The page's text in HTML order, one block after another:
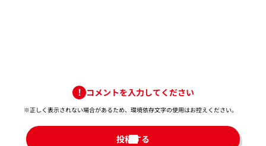
コメントを入力してください
※正しく表示されない場合があるため、環境依存文字の使用はお控えください。​
投稿する